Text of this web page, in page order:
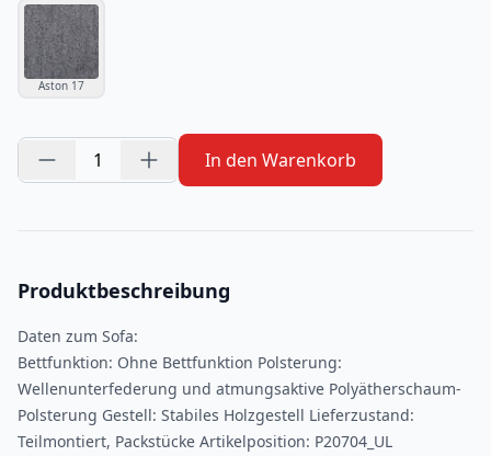
Aston 17
1 In den Warenkorb
Produktbeschreibung
Daten zum Sofa:
Bettfunktion: Ohne Bettfunktion Polsterung:
Wellenunterfederung und atmungsaktive Polyätherschaum-
Polsterung Gestell: Stabiles Holzgestell Lieferzustand:
Teilmontiert, Packstücke Artikelposition: P20704_UL